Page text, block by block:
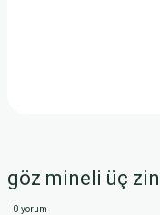
göz mineli üç
0 yorum